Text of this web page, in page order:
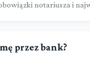
notariusza i
przez bank?